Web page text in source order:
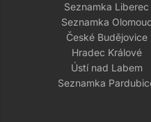
Seznamka Liberec
Seznamka Olomouc
České Budějovice
Hradec Králové
Ústí nad Labem
Seznamka